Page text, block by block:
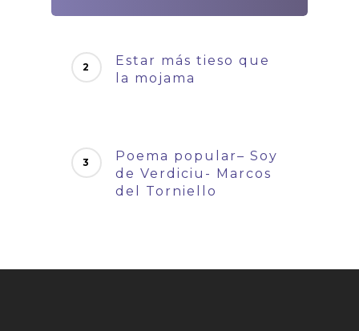
Estar más tieso que
la mojama
Poema popular– Soy
de Verdiciu- Marcos
del Torniello